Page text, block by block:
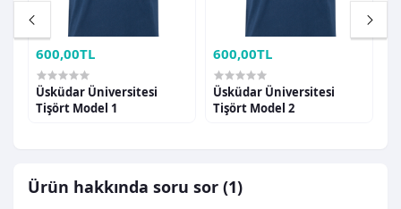
600,00TL
Üsküdar Üniversitesi
Tişört Model 1
600,00TL
Üsküdar Üniversitesi
Tişört Model 2
Ürün hakkında soru sor (1)